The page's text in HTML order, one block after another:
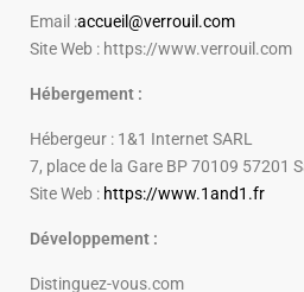
Email :accueil@verrouil.com
Site Web : https://www.verrouil.com
Hébergement :
Hébergeur : 1&1 Internet SARL
7, place de la Gare BP 70109 57201
Site Web : https://www.1and1.fr
Développement :
Distinguez-vous.com